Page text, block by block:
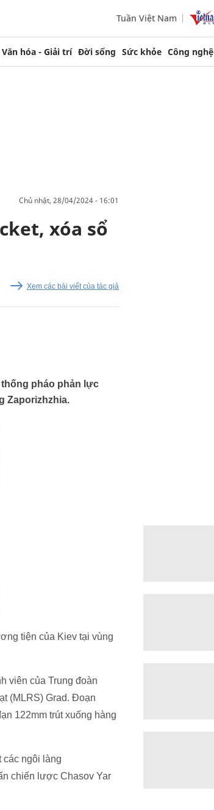
Tuần Việt Nam
Văn hóa - Giải trí Đời sống Sức khỏe Công nghệ
chủ nhật, 28/04/2024 - 16:01
xóa sổ
Xem các bài viết của tác giả
pháo phản lực
Zaporizhzhia.
tiện của Kiev tại vùng
viên của Trung đoàn
(MLRS) Grad. Đoạn
122mm trút xuống hàng
các ngôi làng
chiến lược Chasov Yar